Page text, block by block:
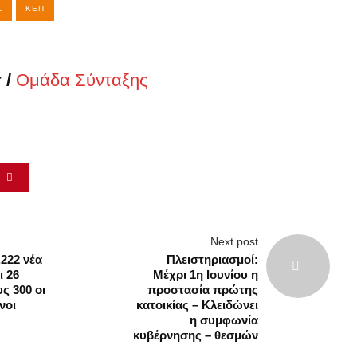
ΚΕΠ
/ Ομάδα Σύνταξης
νέα
26
300 οι
Next post
Πλειστηριασμοί:
Μέχρι 1η Ιουνίου η
προστασία πρώτης
κατοικίας – Κλειδώνει
η συμφωνία
κυβέρνησης – θεσμών